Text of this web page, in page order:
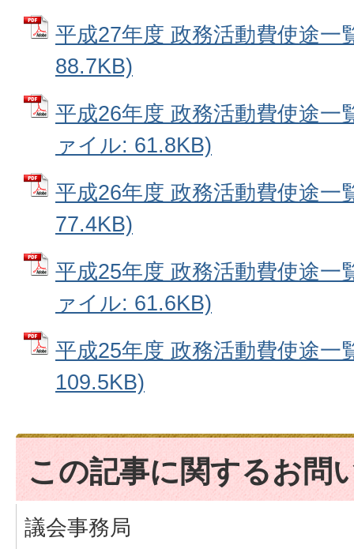
平成27年度 政務活動費使途一
88.7KB)
平成26年度 政務活動費使途一
ァイル: 61.8KB)
平成26年度 政務活動費使途一
77.4KB)
平成25年度 政務活動費使途一
ァイル: 61.6KB)
平成25年度 政務活動費使途一
109.5KB)
この記事に関するお問
議会事務局